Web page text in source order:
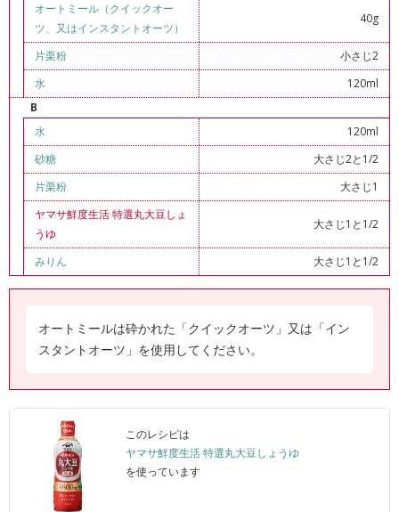
オートミール（クイックオー
ツ、又はインスタントオーツ）
40g
片栗粉
小さじ2
水
120ml
B
水
120ml
砂糖
大さじ2と1/2
片栗粉
大さじ1
ヤマサ鮮度生活 特選丸大豆しょ
うゆ
大さじ1と1/2
みりん 大さじ1と1/2
オートミールは砕かれた「クイックオーツ」又は「イン
スタントオーツ」を使用してください。
このレシピは
ヤマサ鮮度生活 特選丸大豆しょうゆ
を使っています